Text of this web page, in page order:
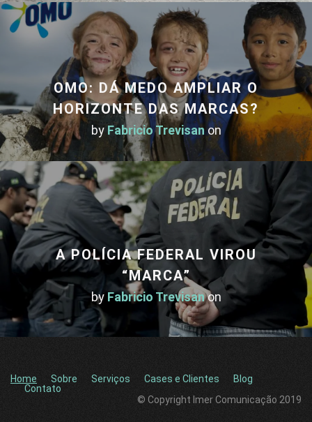
OMO: DÁ MEDO AMPLIAR O
HORIZONTE DAS MARCAS?
by Fabricio Trevisanon
A POLÍCIA FEDERAL VIROU
“MARCA”
by Fabricio Trevisanon
Home Sobre Serviços Cases e Clientes
Blog
Contato
© Copyright Imer Comunicação 2019